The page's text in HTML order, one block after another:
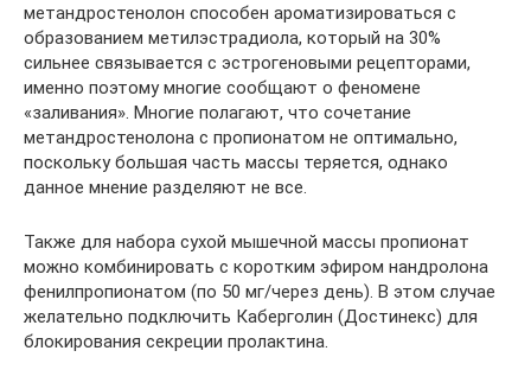
метандростенолон способен ароматизироваться с
образованием метилэстрадиола, который на 30%
сильнее связывается с эстрогеновыми рецепторами,
именно поэтому многие сообщают о феномене
«заливания». Многие полагают, что сочетание
метандростенолона с пропионатом не оптимально,
поскольку большая часть массы теряется, однако
данное мнение разделяют не все.
Также для набора сухой мышечной массы пропионат
можно комбинировать с коротким эфиром нандролона
фенилпропионатом (по 50 мг/через день). В этом случае
желательно подключить Каберголин (Достинекс) для
блокирования секреции пролактина.